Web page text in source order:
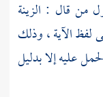
من قال : الزينة
لفظ الآية ، وذلك
عليه إلا بدليل